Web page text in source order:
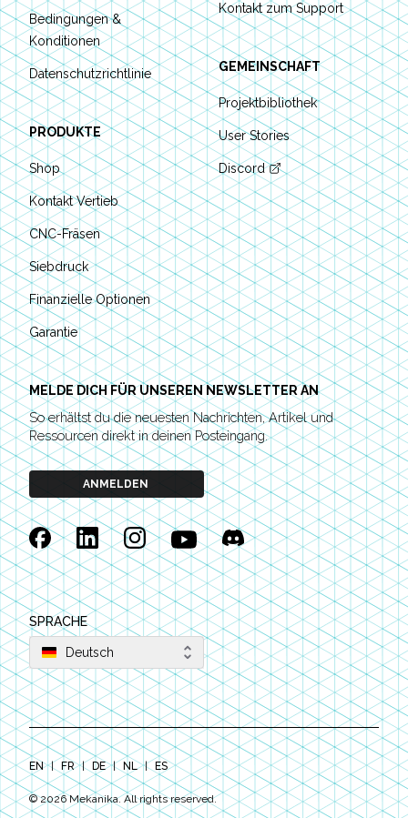
Bedingungen &
Konditionen
Datenschutzrichtlinie
PRODUKTE
Shop
Kontakt Vertieb
CNC-Fräsen
Siebdruck
Finanzielle Optionen
Garantie
Kontakt zum Support
GEMEINSCHAFT
Projektbibliothek
User Stories
Discord
MELDE DICH FÜR UNSEREN NEWSLETTER AN
So erhältst du die neuesten Nachrichten, Artikel und
Ressourcen direkt in deinen Posteingang.
ANMELDEN
FacebookLinkedinInstagramYouTubeDiscord
SPRACHE
Deutsch
EN | FR | DE | NL | ES
©2026Mekanika. All rights reserved.